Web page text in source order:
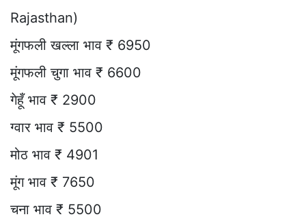
Rajasthan)
मूंगफली खल्ला भाव ₹ 6950
मूंगफली चुगा भाव ₹ 6600
गेहूँ भाव ₹ 2900
ग्वार भाव ₹ 5500
मोठ भाव ₹ 4901
मूंग भाव ₹ 7650
चना भाव ₹ 5500